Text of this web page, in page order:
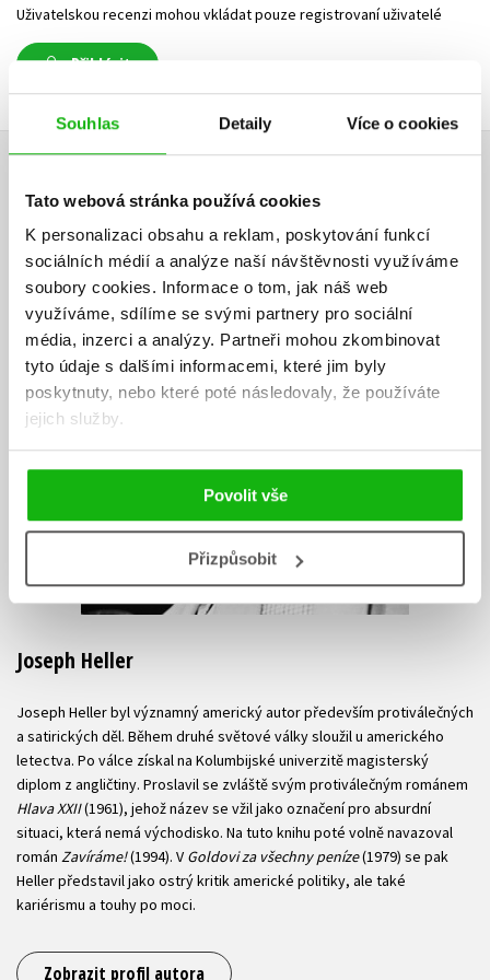
Souhlas Detaily Více o cookies
Tato webová stránka používá cookies
K personalizaci obsahu a reklam, poskytování funkcí
sociálních médií a analýze naší návštěvnosti využíváme
soubory cookies. Informace o tom, jak náš web
využíváme, sdílíme se svými partnery pro sociální
média, inzerci a analýzy. Partneři mohou zkombinovat
tyto údaje s dalšími informacemi, které jim byly
poskytnuty, nebo které poté následovaly, že používáte
jejich služby.
Povolit vše
Přizpůsobit
Uživatelskou recenzi mohou vkládat pouze registrovaní uživatelé
Přihlásit
Joseph Heller
Joseph Heller byl významný americký autor především protiválečných
a satirických děl. Během druhé světové války sloužil u amerického
letectva. Po válce získal na Kolumbijské univerzitě magisterský
diplom z angličtiny. Proslavil se zvláště svým protiválečným románem
Hlava XXII(1961), jehož název se vžil jako označení pro absurdní
situaci, která nemá východisko. Na tuto knihu poté volně navazoval
román Zavíráme!(1994). V Goldovi za všechny peníze(1979) se pak
Heller představil jako ostrý kritik americké politiky, ale také
kariérismu a touhy po moci.
Zobrazit profil autora